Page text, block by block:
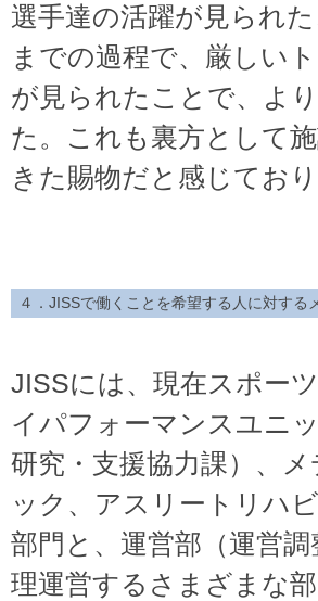
選手達の活躍が見られ
までの過程で、厳しい
が見られたことで、よ
た。これも裏方として
きた賜物だと感じており
４．JISSで働くことを希望する人に対する
JISSには、現在スポー
イパフォーマンスユニ
研究・支援協力課）、
ック、アスリートリハ
部門と、運営部（運営
理運営するさまざまな